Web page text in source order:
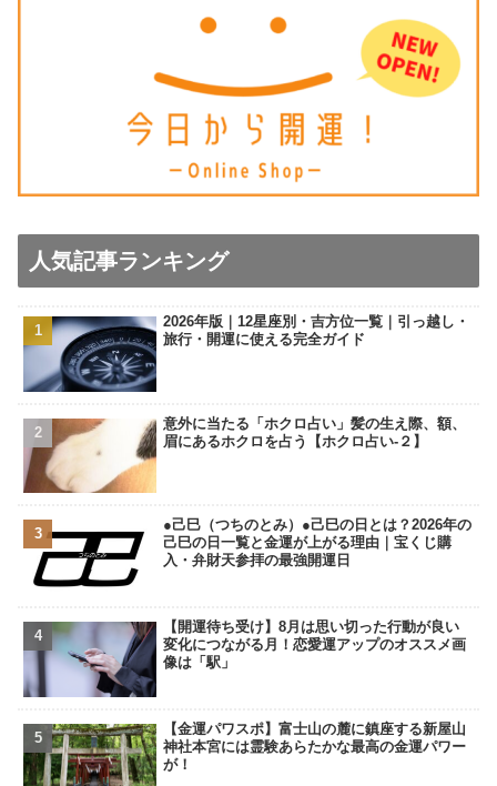
人気記事ランキング
2026年版｜12星座別・吉方位一覧｜引っ越し・
旅行・開運に使える完全ガイド
意外に当たる「ホクロ占い」髪の生え際、額、
眉にあるホクロを占う【ホクロ占い‐２】
●己巳（つちのとみ）●己巳の日とは？2026年の
己巳の日一覧と金運が上がる理由｜宝くじ購
入・弁財天参拝の最強開運日
【開運待ち受け】8月は思い切った行動が良い
変化につながる月！恋愛運アップのオススメ画
像は「駅」
【金運パワスポ】富士山の麓に鎮座する新屋山
神社本宮には霊験あらたかな最高の金運パワー
が！